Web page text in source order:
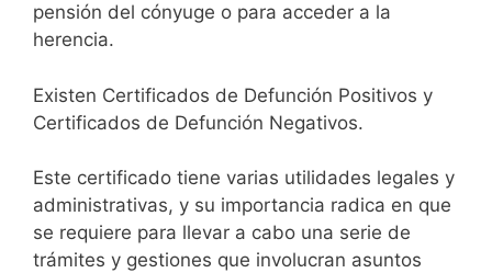
pensión del cónyuge o para acceder a la
herencia.
Existen Certificados de Defunción Positivos y
Certificados de Defunción Negativos.
Este certificado tiene varias utilidades legales y
administrativas, y su importancia radica en que
se requiere para llevar a cabo una serie de
trámites y gestiones que involucran asuntos